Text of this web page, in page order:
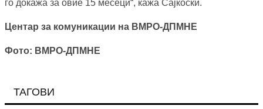
го докажа за овие 15 месеци“, кажа Сајкоски.
Центар за комуникации на ВМРО-ДПМНЕ
Фото: ВМРО-ДПМНЕ
ТАГОВИ